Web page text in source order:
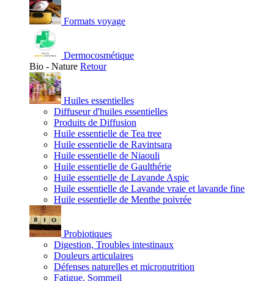
Formats voyage
Dermocosmétique
Bio - Nature Retour
Huiles essentielles
Diffuseur d'huiles essentielles
Produits de Diffusion
Huile essentielle de Tea tree
Huile essentielle de Ravintsara
Huile essentielle de Niaouli
Huile essentielle de Gaulthérie
Huile essentielle de Lavande Aspic
Huile essentielle de Lavande vraie et lavande fine
Huile essentielle de Menthe poivrée
Probiotiques
Digestion, Troubles intestinaux
Douleurs articulaires
Défenses naturelles et micronutrition
Fatigue, Sommeil